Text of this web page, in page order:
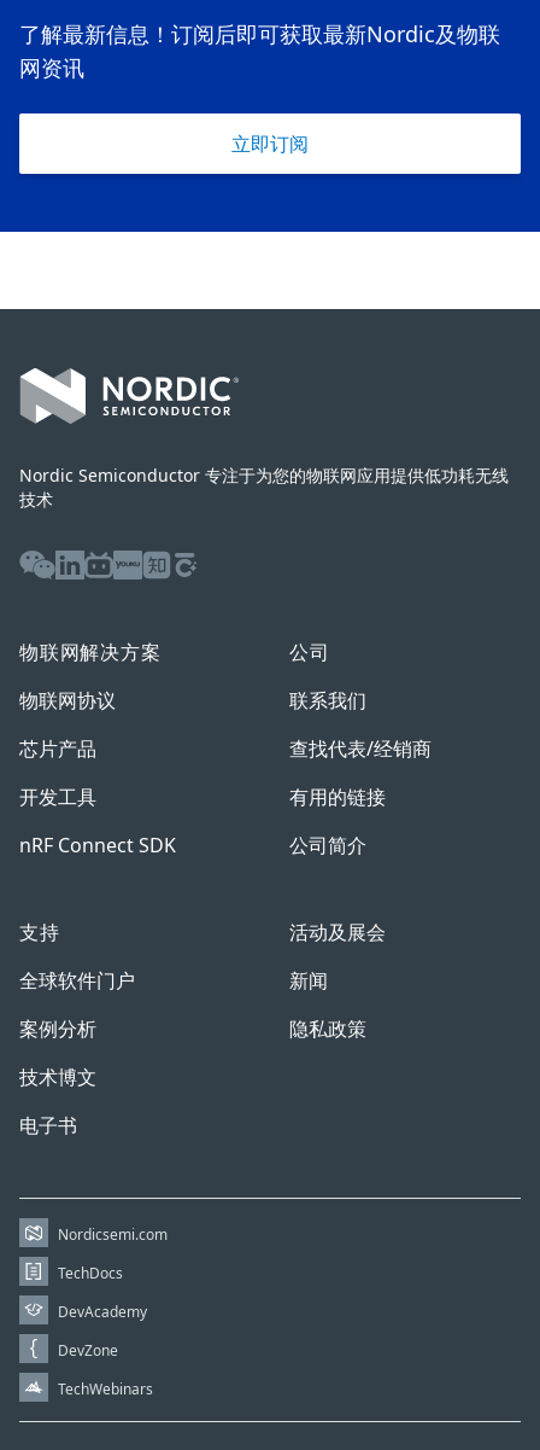
了解最新信息！订阅后即可获取最新Nordic及物联
网资讯
立即订阅
Nordic Semiconductor 专注于为您的物联网应用提供低功耗无线
技术
WeChatLinkedIn
BilibiliYoukuZhihuBaijiahao
物联网解决方案
物联网协议
芯片产品
开发工具
nRF Connect SDK
支持
全球软件门户
案例分析
技术博文
电子书
公司
联系我们
查找代表/经销商
有用的链接
公司简介
活动及展会
新闻
隐私政策
Nordicsemi.com
TechDocs
DevAcademy
DevZone
TechWebinars